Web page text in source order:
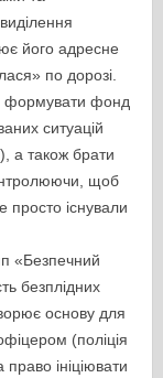
його адресне
по дорозі.
формувати фонд
ситуацій
а також брати
щоб
існували
«Безпечний
безплідних
основу для
(поліція
ініціювати